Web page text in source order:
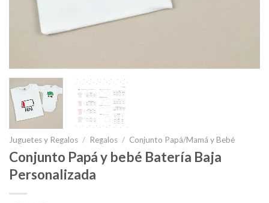
Juguetes y Regalos / Regalos / Conjunto Papá/Mamá y Bebé
Conjunto Papá y bebé Batería Baja
Personalizada